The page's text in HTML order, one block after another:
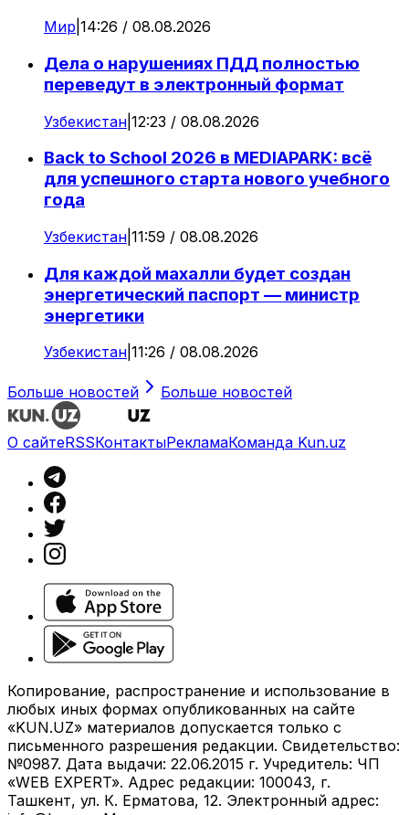
Мир 14:26 / 08.08.2026
Дела о нарушениях ПДД полностью
переведут в электронный формат
Узбекистан 12:23 / 08.08.2026
Back to School 2026 в MEDIAPARK: всё
для успешного старта нового учебного
года
Узбекистан 11:59 / 08.08.2026
Для каждой махалли будет создан
энергетический паспорт — министр
энергетики
Узбекистан 11:26 / 08.08.2026
Больше новостей Больше новостей
О сайтеRSSКонтактыРекламаКоманда Kun.uz
Копирование, распространение и использование в
любых иных формах опубликованных на сайте
«KUN.UZ» материалов допускается только с
письменного разрешения редакции. Свидетельство:
№0987. Дата выдачи: 22.06.2015 г. Учредитель: ЧП
«WEB EXPERT». Адрес редакции: 100043, г.
Ташкент, ул. К. Ерматова, 12. Электронный адрес: